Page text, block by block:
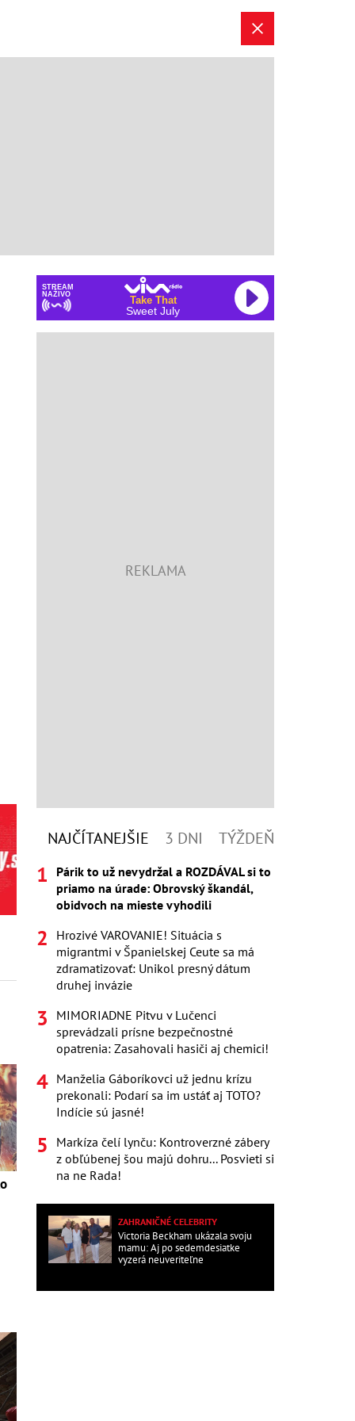
STREAM
NAŽIVO
Take That
Sweet July
NAJČÍTANEJŠIE 3 DNI TÝŽDEŇ
Párik to už nevydržal a ROZDÁVAL si to
priamo na úrade: Obrovský škandál,
obidvoch na mieste vyhodili
Hrozivé VAROVANIE! Situácia s
migrantmi v Španielskej Ceute sa má
zdramatizovať: Unikol presný dátum
druhej invázie
MIMORIADNE Pitvu v Lučenci
sprevádzali prísne bezpečnostné
opatrenia: Zasahovali hasiči aj chemici!
Manželia Gáboríkovci už jednu krízu
prekonali: Podarí sa im ustáť aj TOTO?
Indície sú jasné!
Markíza čelí lynču: Kontroverzné zábery
z obľúbenej šou majú dohru... Posvieti si
na ne Rada!
ZAHRANIČNÉ CELEBRITY
Victoria Beckham ukázala svoju
mamu: Aj po sedemdesiatke
vyzerá neuveriteľne